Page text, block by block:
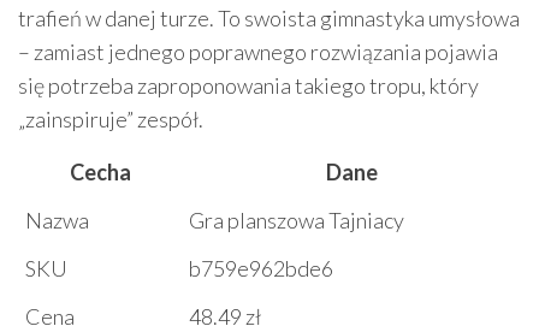
trafień w danej turze. To swoista gimnastyka umysłowa
– zamiast jednego poprawnego rozwiązania pojawia
się potrzeba zaproponowania takiego tropu, który
„zainspiruje” zespół.
Cecha
Dane
Nazwa
Gra planszowa Tajniacy
SKU
b759e962bde6
Cena
48.49 zł